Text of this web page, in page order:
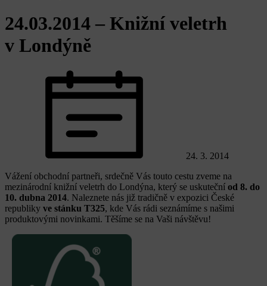
24.03.2014 – Knižní veletrh
v Londýně
24. 3. 2014
Vážení obchodní partneři, srdečně Vás touto cestu zveme na
mezinárodní knižní veletrh do Londýna, který se uskuteční od 8. do
10. dubna 2014. Naleznete nás již tradičně v expozici České
republiky ve stánku T325, kde Vás rádi seznámíme s našimi
produktovými novinkami. Těšíme se na Vaši návštěvu!